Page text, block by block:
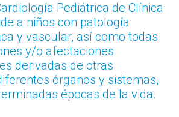
Pediátrica de Clínica
a niños con patología
y vascular, así como todas
y/o afectaciones
derivadas de otras
órganos y sistemas,
épocas de la vida.